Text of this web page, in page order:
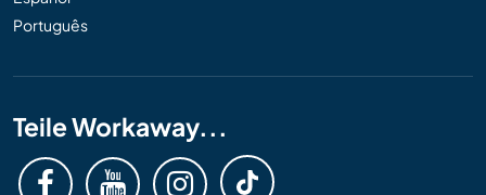
Português
Teile Workaway...